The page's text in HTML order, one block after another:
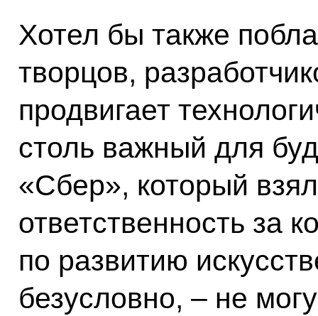
Хотел бы также
творцов,
продвигает
столь важный для
«Сбер», который
ответственность за
по развитию
безусловно, – не